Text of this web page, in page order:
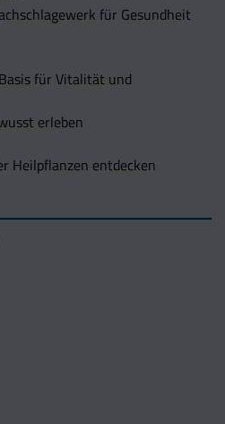
für Gesundheit
für Vitalität und
erleben
Heilpflanzen entdecken